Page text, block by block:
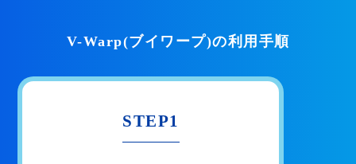
V-Warp(ブイワープ)の利用手順
STEP1